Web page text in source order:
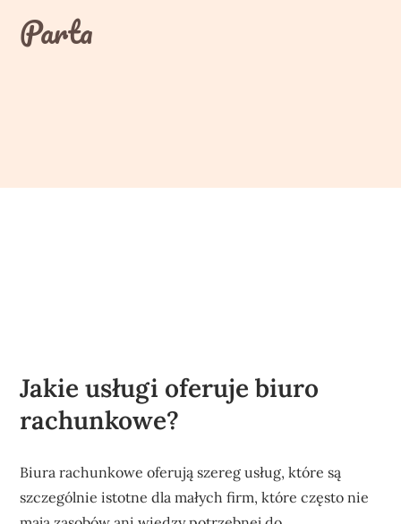
contentParta
Jakie usługi oferuje biuro
rachunkowe?
Biura rachunkowe oferują szereg usług, które są
szczególnie istotne dla małych firm, które często nie